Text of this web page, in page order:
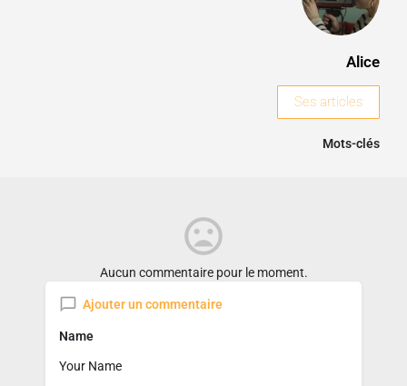
Alice
Ses articles
Mots-clés
Aucun commentaire pour le moment.
Ajouter un commentaire
Name